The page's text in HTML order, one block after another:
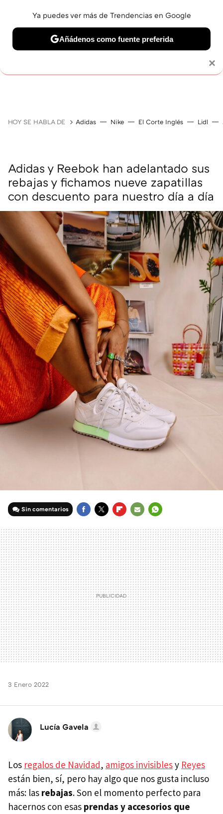
OFERTAS EN
HOY SE HABLA DE Adidas Nike El Corte Inglés Lidl
Adidas y Reebok han adelantado sus
rebajas y fichamos nueve zapatillas
con descuento para nuestro día a día
Sin comentarios
MAIL
3 Enero 2022
Lucía Gavela
Los regalos de Navidad, amigos invisiblesy Reyes
están bien, sí, pero hay algo que nos gusta incluso
más: las rebajas. Son el momento perfecto para
hacernos con esas prendas y accesorios que
×
Ya puedes ver más de Trendencias en Google
Añádenos como fuente preferida